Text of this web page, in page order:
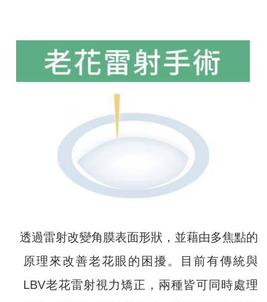
透過雷射改變角膜表面形狀，並藉由多焦點的
原理來改善老花眼的困擾。目前有傳統與
LBV老花雷射視力矯正，兩種皆可同時處理